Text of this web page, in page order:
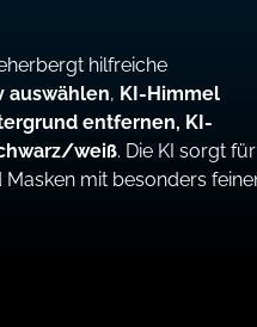
hilfreiche
auswählen, KI-Himmel
entfernen, KI-
weiß. Die KI sorgt für
mit besonders